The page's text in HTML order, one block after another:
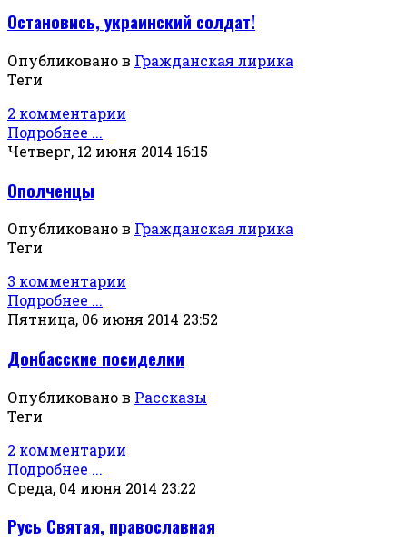
Остановись, украинский солдат!
Опубликовано в Гражданская лирика
Теги
2 комментарии
Подробнее ...
Четверг, 12 июня 2014 16:15
Ополченцы
Опубликовано в Гражданская лирика
Теги
3 комментарии
Подробнее ...
Пятница, 06 июня 2014 23:52
Донбасские посиделки
Опубликовано в Рассказы
Теги
2 комментарии
Подробнее ...
Среда, 04 июня 2014 23:22
Русь Святая, православная